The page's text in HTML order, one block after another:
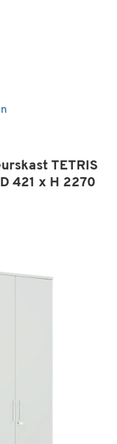
TETRIS
421 x H 2270